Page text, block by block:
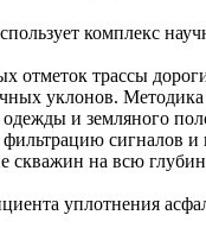
комплекс
отметок трассы
уклонов.
и земляного
сигналов и
скважин на всю
уплотнения